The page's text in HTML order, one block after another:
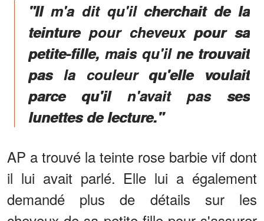
"Il m'a dit qu'il cherchait de la
teinture pour cheveux pour sa
petite-fille, mais qu'il ne trouvait
pas la couleur qu'elle voulait
parce qu'il n'avait pas ses
lunettes de lecture."
AP a trouvé la teinte rose barbie vif dont
il lui avait parlé. Elle lui a également
demandé plus de détails sur les